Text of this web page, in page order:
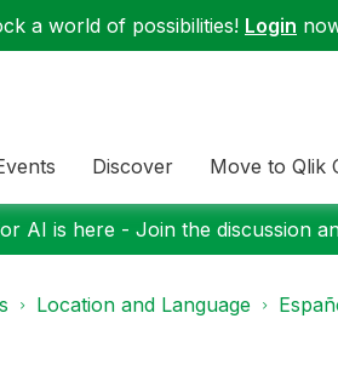
a world of possibilities! Login
Discover Move to Qlik
AI is here - Join the discussion
Location and Language